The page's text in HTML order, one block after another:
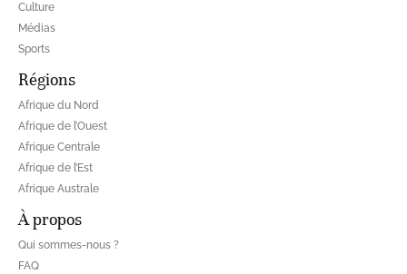
Culture
Médias
Sports
Régions
Afrique du Nord
Afrique de l’Ouest
Afrique Centrale
Afrique de l’Est
Afrique Australe
À propos
Qui sommes-nous ?
FAQ